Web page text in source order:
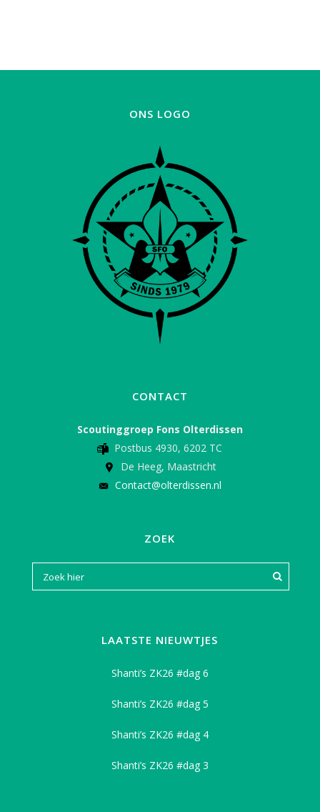
ONS LOGO
CONTACT
Scoutinggroep Fons Olterdissen
Postbus 4930, 6202 TC
De Heeg, Maastricht
Contact@olterdissen.nl
ZOEK
LAATSTE NIEUWTJES
Shanti’s ZK26 #dag 6
Shanti’s ZK26 #dag 5
Shanti’s ZK26 #dag 4
Shanti’s ZK26 #dag 3